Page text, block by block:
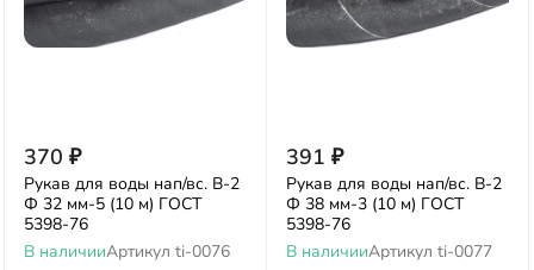
370 ₽
Рукав для воды нап/вс. В-2
Ф 32 мм-5 (10 м) ГОСТ
5398-76
В наличииАртикул ti-0076
391 ₽
Рукав для воды нап/вс. В-2
Ф 38 мм-3 (10 м) ГОСТ
5398-76
В наличииАртикул ti-0077